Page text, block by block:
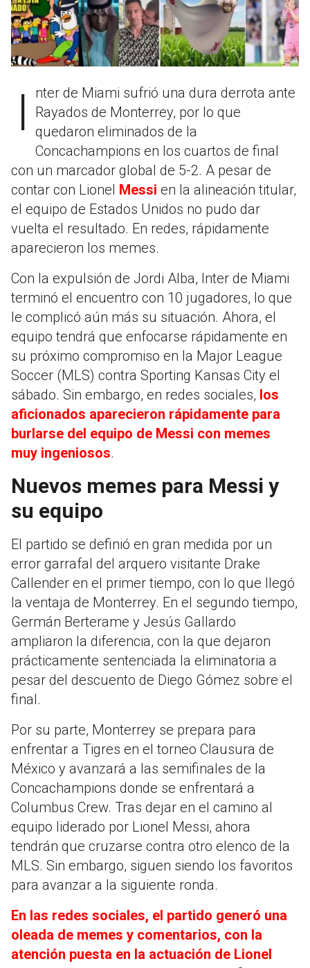
Inter de Miami sufrió una dura derrota ante
Rayados de Monterrey, por lo que
quedaron eliminados de la
Concachampions en los cuartos de final
con un marcador global de 5-2. A pesar de
contar con Lionel Messi en la alineación titular,
el equipo de Estados Unidos no pudo dar
vuelta el resultado. En redes, rápidamente
aparecieron los memes.
Con la expulsión de Jordi Alba, Inter de Miami
terminó el encuentro con 10 jugadores, lo que
le complicó aún más su situación. Ahora, el
equipo tendrá que enfocarse rápidamente en
su próximo compromiso en la Major League
Soccer (MLS) contra Sporting Kansas City el
sábado. Sin embargo, en redes sociales, los
aficionados aparecieron rápidamente para
burlarse del equipo de Messi con memes
muy ingeniosos.
Nuevos memes para Messi y
su equipo
El partido se definió en gran medida por un
error garrafal del arquero visitante Drake
Callender en el primer tiempo, con lo que llegó
la ventaja de Monterrey. En el segundo tiempo,
Germán Berterame y Jesús Gallardo
ampliaron la diferencia, con la que dejaron
prácticamente sentenciada la eliminatoria a
pesar del descuento de Diego Gómez sobre el
final.
Por su parte, Monterrey se prepara para
enfrentar a Tigres en el torneo Clausura de
México y avanzará a las semifinales de la
Concachampions donde se enfrentará a
Columbus Crew. Tras dejar en el camino al
equipo liderado por Lionel Messi, ahora
tendrán que cruzarse contra otro elenco de la
MLS. Sin embargo, siguen siendo los favoritos
para avanzar a la siguiente ronda.
En las redes sociales, el partido generó una
oleada de memes y comentarios, con la
atención puesta en la actuación de Lionel